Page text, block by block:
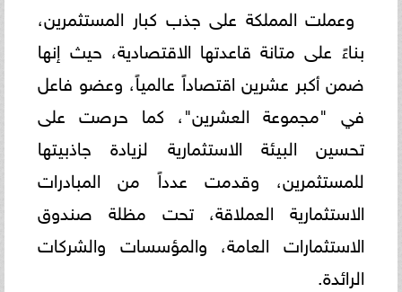
وعملت المملكة على جذب كبار المستثمرين،
بناءً على متانة قاعدتها الاقتصادية، حيث إنها
ضمن أكبر عشرين اقتصاداً عالمياً، وعضو فاعل
في "مجموعة العشرين"، كما حرصت على
تحسين البيئة الاستثمارية لزيادة جاذبيتها
للمستثمرين، وقدمت عدداً من المبادرات
الاستثمارية العملاقة، تحت مظلة صندوق
الاستثمارات العامة، والمؤسسات والشركات
الرائدة.